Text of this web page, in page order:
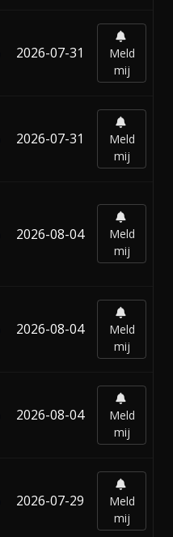
2026-07-31
Meld
mij
2026-07-31
Meld
mij
2026-08-04
Meld
mij
2026-08-04
Meld
mij
2026-08-04
Meld
mij
2026-07-29
Meld
mij